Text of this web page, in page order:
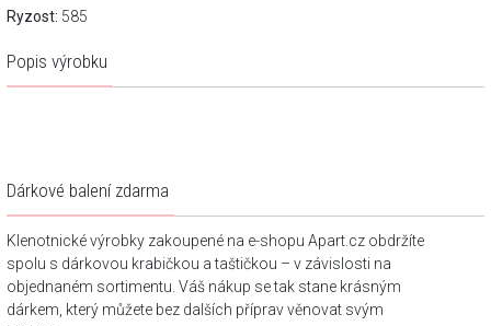
Ryzost: 585
Popis výrobku
Dárkové balení zdarma
Klenotnické výrobky zakoupené na e-shopu Apart.cz obdržíte
spolu s dárkovou krabičkou a taštičkou – v závislosti na
objednaném sortimentu. Váš nákup se tak stane krásným
dárkem, který můžete bez dalších příprav věnovat svým